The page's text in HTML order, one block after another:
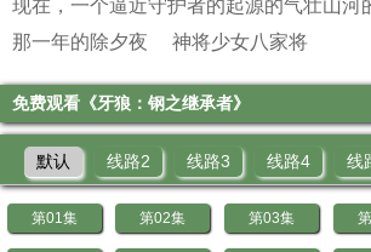
现在，一个逼近守护者的起源的气壮山河
那一年的除夕夜
神将少女八家将
免费观看《牙狼：钢之继承者》
默认 线路2 线路3 线路4 线
第01集 第02集 第03集